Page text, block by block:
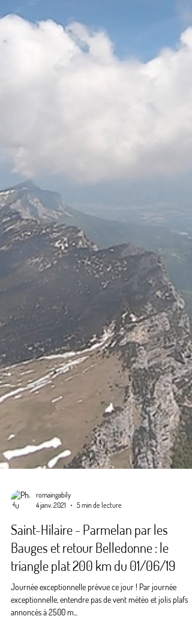
4 janv. 2021
5 min de lecture
Saint-Hilaire - Parmelan par les
Bauges et retour Belledonne : le
triangle plat 200 km du 01/06/19